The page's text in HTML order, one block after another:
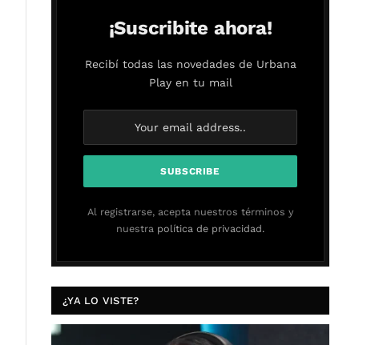
¡Suscribite ahora!
Recibí todas las novedades de Urbana
Play en tu mail
Al registrarse, acepta nuestros términos y
nuestra política de privacidad.
¿YA LO VISTE?